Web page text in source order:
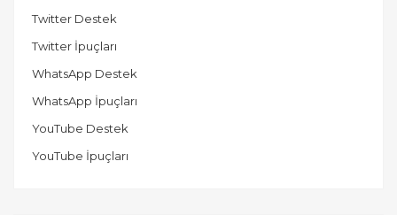
Twitter Destek
Twitter İpuçları
WhatsApp Destek
WhatsApp İpuçları
YouTube Destek
YouTube İpuçları